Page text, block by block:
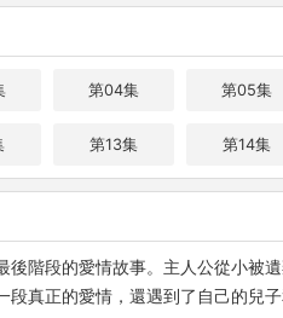
第04集 第05集
第13集 第14集
階段的愛情故事。主人公從小被
真正的愛情，還遇到了自己的兒